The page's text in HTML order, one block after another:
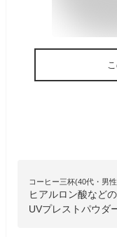
コーヒー三杯(40代・男
ヒアルロン酸など
UVプレストパウダ